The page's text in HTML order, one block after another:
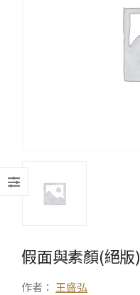
假面與素顏(絕版)
作者： 王盛弘